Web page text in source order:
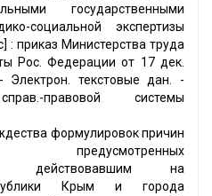
государственными
социальной экспертизы
: приказ Министерства труда
Рос. Федерации от 17 дек.
текстовые дан. -
правовой системы
формулировок причин
предусмотренных
действовавшим на
Крым и города